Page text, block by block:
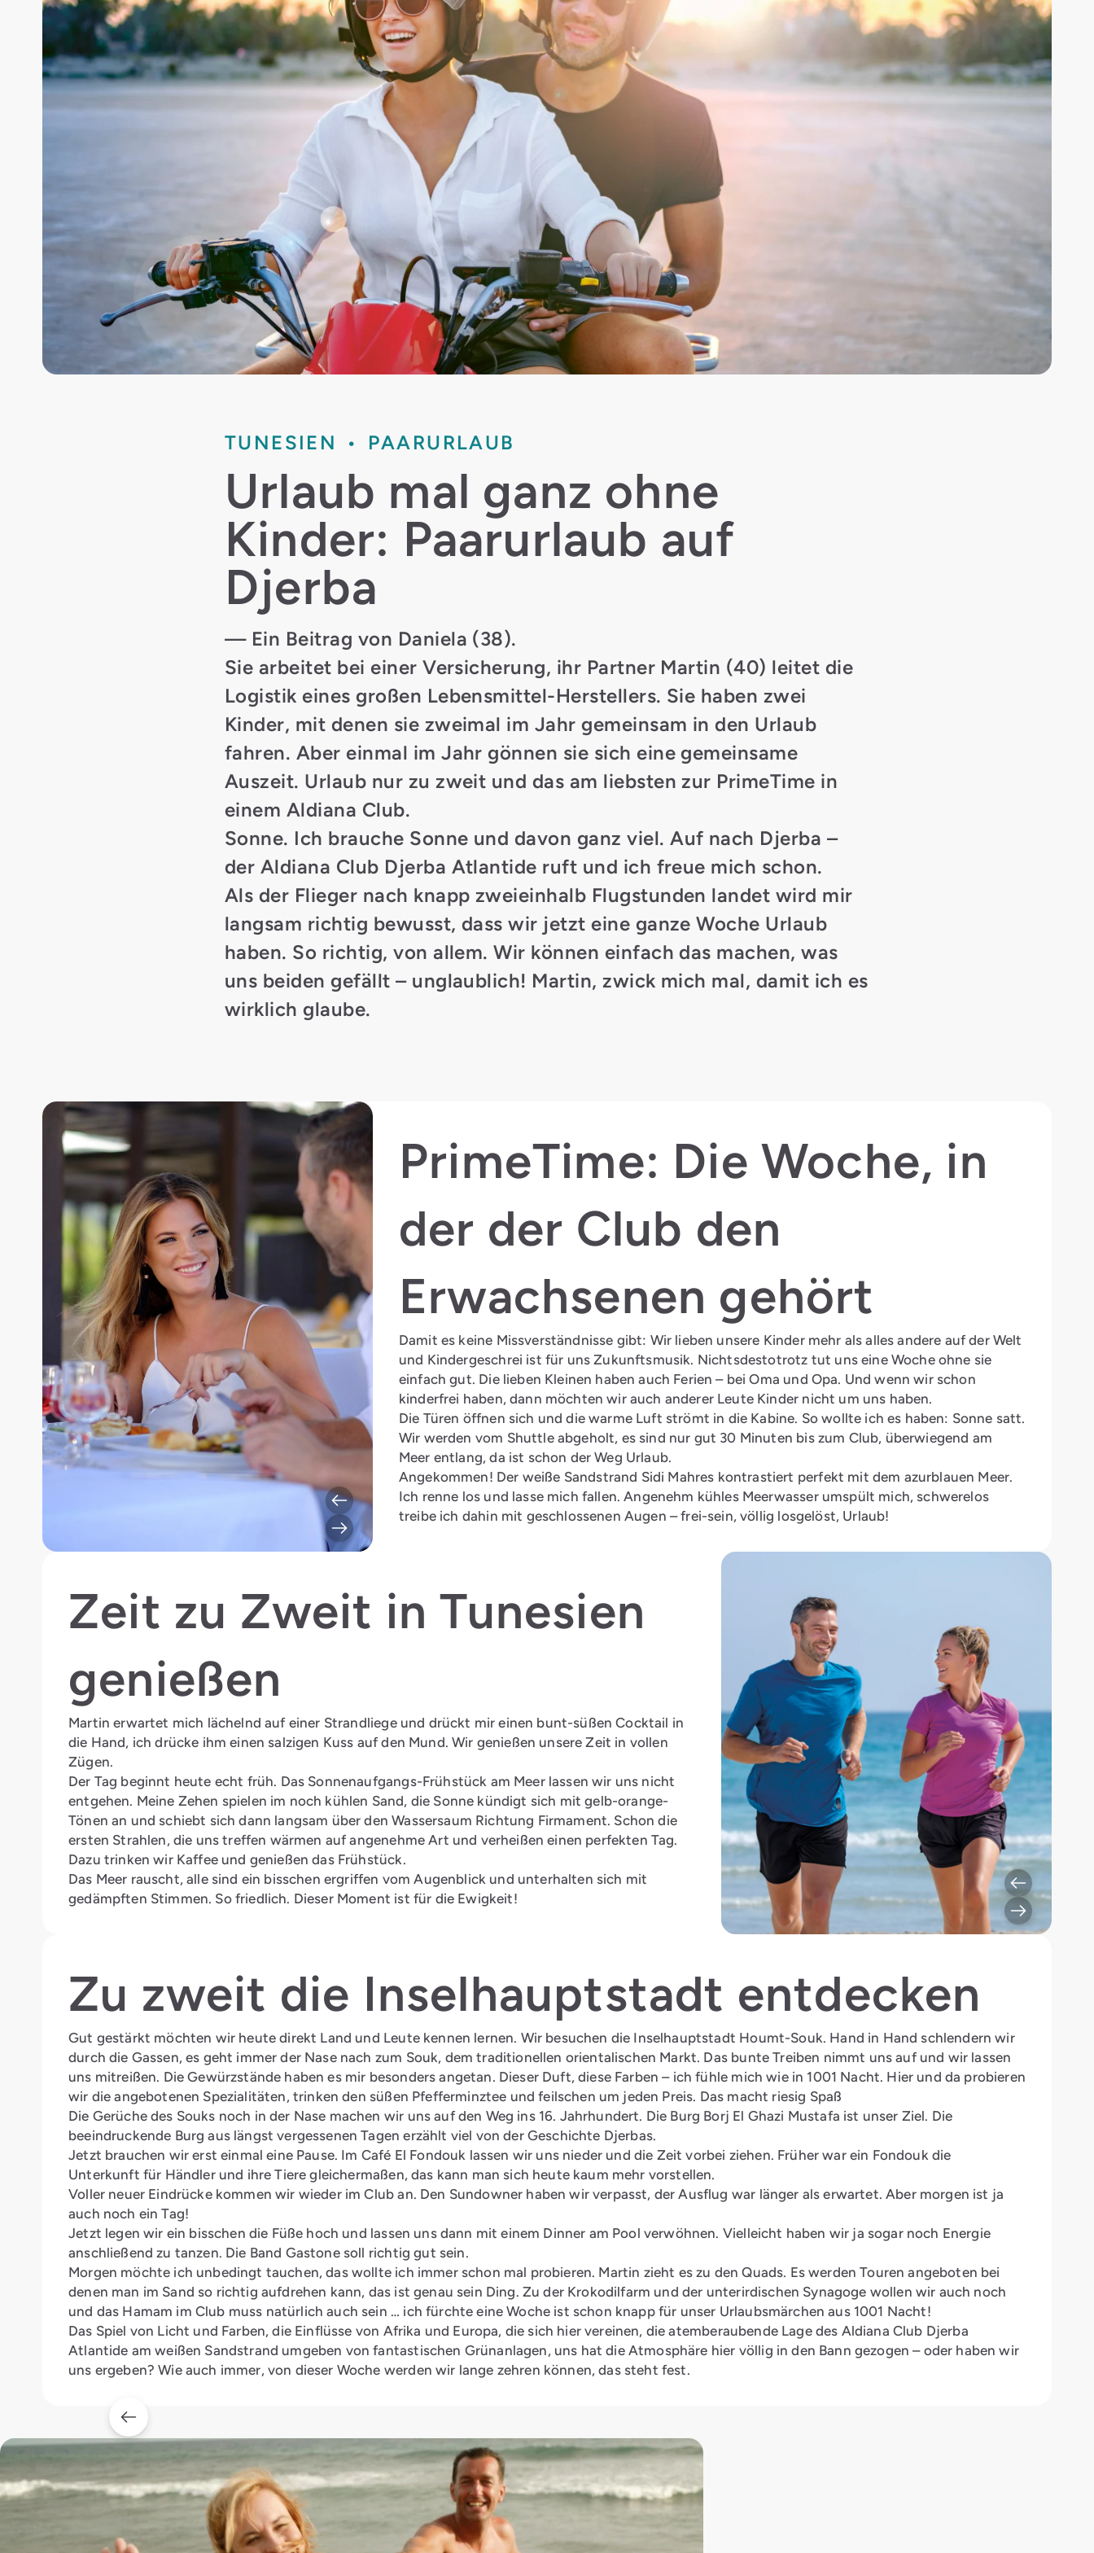
TUNESIEN PAARURLAUB
Urlaub mal ganz ohne
Kinder: Paarurlaub auf
Djerba
— Ein Beitrag von Daniela (38).
Sie arbeitet bei einer Versicherung, ihr Partner Martin (40) leitet die
Logistik eines großen Lebensmittel-Herstellers. Sie haben zwei
Kinder, mit denen sie zweimal im Jahr gemeinsam in den Urlaub
fahren. Aber einmal im Jahr gönnen sie sich eine gemeinsame
Auszeit. Urlaub nur zu zweit und das am liebsten zur PrimeTime in
einem Aldiana Club.
Sonne. Ich brauche Sonne und davon ganz viel. Auf nach Djerba –
der Aldiana Club Djerba Atlantide ruft und ich freue mich schon.
Als der Flieger nach knapp zweieinhalb Flugstunden landet wird mir
langsam richtig bewusst, dass wir jetzt eine ganze Woche Urlaub
haben. So richtig, von allem. Wir können einfach das machen, was
uns beiden gefällt – unglaublich! Martin, zwick mich mal, damit ich es
wirklich glaube.
PrimeTime: Die Woche, in
der der Club den
Erwachsenen gehört
Damit es keine Missverständnisse gibt: Wir lieben unsere Kinder mehr als alles andere auf der Welt
und Kindergeschrei ist für uns Zukunftsmusik. Nichtsdestotrotz tut uns eine Woche ohne sie
einfach gut. Die lieben Kleinen haben auch Ferien – bei Oma und Opa. Und wenn wir schon
kinderfrei haben, dann möchten wir auch anderer Leute Kinder nicht um uns haben.
Die Türen öffnen sich und die warme Luft strömt in die Kabine. So wollte ich es haben: Sonne satt.
Wir werden vom Shuttle abgeholt, es sind nur gut 30 Minuten bis zum Club, überwiegend am
Meer entlang, da ist schon der Weg Urlaub.
Angekommen! Der weiße Sandstrand Sidi Mahres kontrastiert perfekt mit dem azurblauen Meer.
Ich renne los und lasse mich fallen. Angenehm kühles Meerwasser umspült mich, schwerelos
treibe ich dahin mit geschlossenen Augen – frei-sein, völlig losgelöst, Urlaub!
Zeit zu Zweit in Tunesien
genießen
Martin erwartet mich lächelnd auf einer Strandliege und drückt mir einen bunt-süßen Cocktail in
die Hand, ich drücke ihm einen salzigen Kuss auf den Mund. Wir genießen unsere Zeit in vollen
Zügen.
Der Tag beginnt heute echt früh. Das Sonnenaufgangs-Frühstück am Meer lassen wir uns nicht
entgehen. Meine Zehen spielen im noch kühlen Sand, die Sonne kündigt sich mit gelb-orange-
Tönen an und schiebt sich dann langsam über den Wassersaum Richtung Firmament. Schon die
ersten Strahlen, die uns treffen wärmen auf angenehme Art und verheißen einen perfekten Tag.
Dazu trinken wir Kaffee und genießen das Frühstück.
Das Meer rauscht, alle sind ein bisschen ergriffen vom Augenblick und unterhalten sich mit
gedämpften Stimmen. So friedlich. Dieser Moment ist für die Ewigkeit!
Zu zweit die Inselhauptstadt entdecken
Gut gestärkt möchten wir heute direkt Land und Leute kennen lernen. Wir besuchen die Inselhauptstadt Houmt-Souk. Hand in Hand schlendern wir
durch die Gassen, es geht immer der Nase nach zum Souk, dem traditionellen orientalischen Markt. Das bunte Treiben nimmt uns auf und wir lassen
uns mitreißen. Die Gewürzstände haben es mir besonders angetan. Dieser Duft, diese Farben – ich fühle mich wie in 1001 Nacht. Hier und da probieren
wir die angebotenen Spezialitäten, trinken den süßen Pfefferminztee und feilschen um jeden Preis. Das macht riesig Spaß
Die Gerüche des Souks noch in der Nase machen wir uns auf den Weg ins 16. Jahrhundert. Die Burg Borj El Ghazi Mustafa ist unser Ziel. Die
beeindruckende Burg aus längst vergessenen Tagen erzählt viel von der Geschichte Djerbas.
Jetzt brauchen wir erst einmal eine Pause. Im Café El Fondouk lassen wir uns nieder und die Zeit vorbei ziehen. Früher war ein Fondouk die
Unterkunft für Händler und ihre Tiere gleichermaßen, das kann man sich heute kaum mehr vorstellen.
Voller neuer Eindrücke kommen wir wieder im Club an. Den Sundowner haben wir verpasst, der Ausflug war länger als erwartet. Aber morgen ist ja
auch noch ein Tag!
Jetzt legen wir ein bisschen die Füße hoch und lassen uns dann mit einem Dinner am Pool verwöhnen. Vielleicht haben wir ja sogar noch Energie
anschließend zu tanzen. Die Band Gastone soll richtig gut sein.
Morgen möchte ich unbedingt tauchen, das wollte ich immer schon mal probieren. Martin zieht es zu den Quads. Es werden Touren angeboten bei
denen man im Sand so richtig aufdrehen kann, das ist genau sein Ding. Zu der Krokodilfarm und der unterirdischen Synagoge wollen wir auch noch
und das Hamam im Club muss natürlich auch sein … ich fürchte eine Woche ist schon knapp für unser Urlaubsmärchen aus 1001 Nacht!
Das Spiel von Licht und Farben, die Einflüsse von Afrika und Europa, die sich hier vereinen, die atemberaubende Lage des Aldiana Club Djerba
Atlantide am weißen Sandstrand umgeben von fantastischen Grünanlagen, uns hat die Atmosphäre hier völlig in den Bann gezogen – oder haben wir
uns ergeben? Wie auch immer, von dieser Woche werden wir lange zehren können, das steht fest.